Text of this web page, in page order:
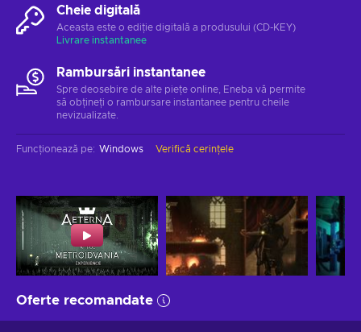
Cheie digitală
Aceasta este o ediție digitală a produsului (CD-KEY)
Livrare instantanee
Rambursări instantanee
Spre deosebire de alte piețe online, Eneba vă permite
să obțineți o rambursare instantanee pentru cheile
nevizualizate.
Funcționează pe: Windows Verifică cerințele
Oferte recomandate